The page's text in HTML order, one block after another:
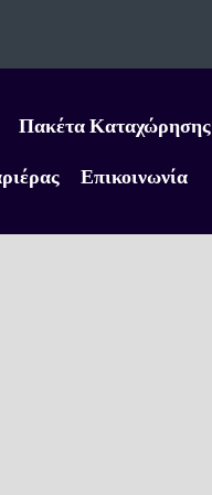
Πακέτα Καταχώρησης
Επικοινωνία